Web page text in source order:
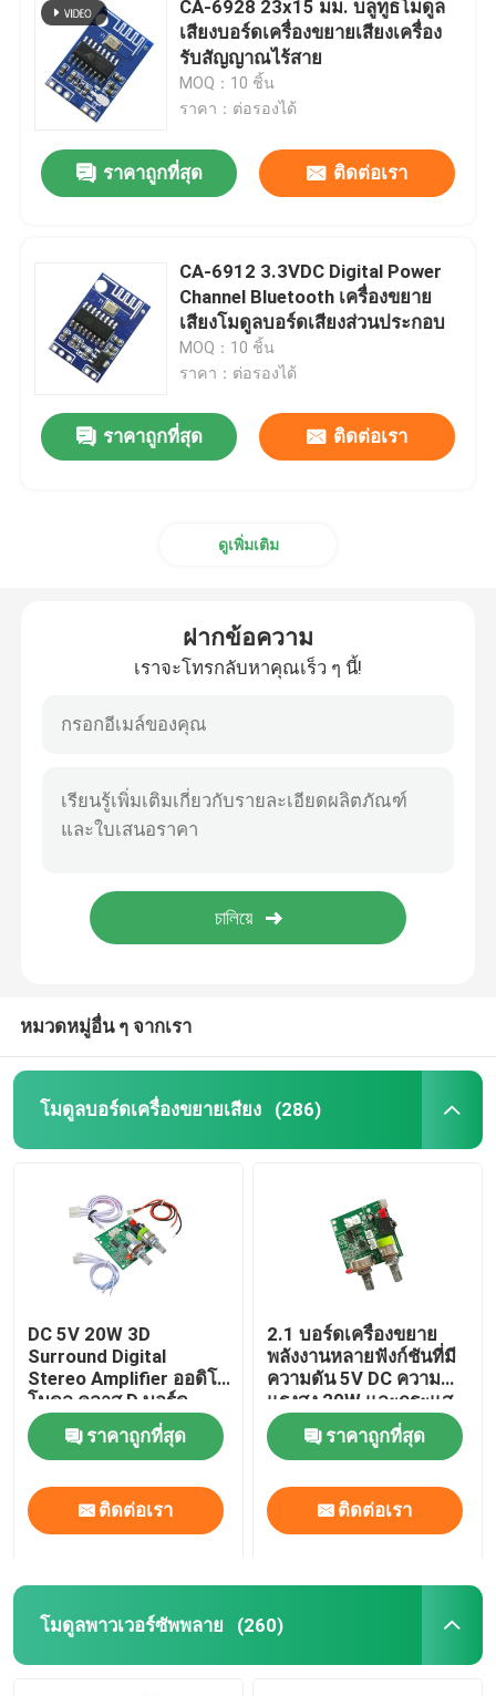
ฝากข้อความ
เราจะโทรกลับหาคุณเร็ว ๆ นี้!
เครื่องควบคุมความชื้นแบบดิจิตอล
เครื่องมือทดสอบ
คณะกรรมการพัฒนา
CA-6928 23x15 มม. บลูทูธโมดูล
เสียงบอร์ดเครื่องขยายเสียงเครื่อง
รับสัญญาณไร้สาย
MOQ：10 ชิ้น
ราคา：ต่อรองได้
ราคาถูกที่สุด ติดต่อเรา
CA-6912 3.3VDC Digital Power
Channel Bluetooth เครื่องขยาย
เสียงโมดูลบอร์ดเสียงส่วนประกอบ
MOQ：10 ชิ้น
ราคา：ต่อรองได้
ราคาถูกที่สุด ติดต่อเรา
ดูเพิ่มเติม
ฝากข้อความ
เราจะโทรกลับหาคุณเร็ว ๆ นี้!
หมวดหมู่อื่น ๆ จากเรา
โมดูลบอร์ดเครื่องขยายเสียง (286)
DC 5V 20W 3D
Surround Digital
Stereo Amplifier ออดิโอ
โมดูล คลาส D บอร์ด
เครื่องขยายเสียง
ราคาถูกที่สุด
ติดต่อเรา
2.1 บอร์ดเครื่องขยาย
พลังงานหลายฟังก์ชันที่มี
ความดัน 5V DC ความ
แรงสูง 20W และกระแส
ไฟฟ้า 3A สําหรับผลงาน
เสียงที่ดีขึ้นราคาถูกที่สุด
ติดต่อเรา
โมดูลพาวเวอร์ซัพพลาย (260)